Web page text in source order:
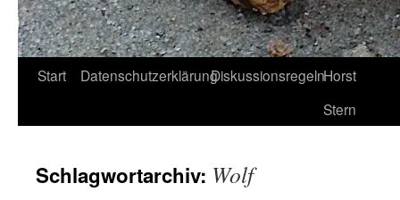
Start DatenschutzerklärungDiskussionsregelnHorst
Stern
Schlagwortarchiv: Wolf